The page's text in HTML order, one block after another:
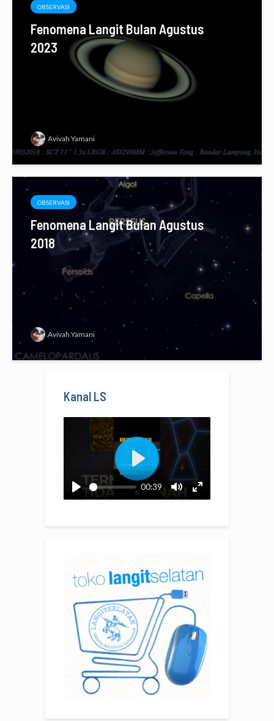
OBSERVASI
Fenomena Langit Bulan Agustus
2023
Avivah Yamani
OBSERVASI
Fenomena Langit Bulan Agustus
2018
Avivah Yamani
Kanal LS